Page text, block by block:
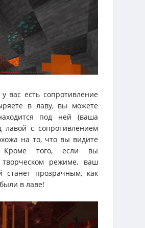
вас есть сопротивление
в лаву, вы можете
под ней (ваша
лавой с сопротивлением
на то, что вы видите
Кроме того, если вы
творческом режиме, ваш
станет прозрачным, как
в лаве!